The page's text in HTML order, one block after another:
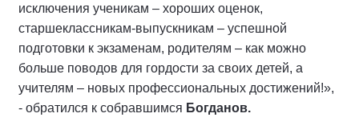
исключения ученикам – хороших оценок,
старшеклассникам-выпускникам – успешной
подготовки к экзаменам, родителям – как можно
больше поводов для гордости за своих детей, а
учителям – новых профессиональных достижений!»,
- обратился к собравшимся Богданов.